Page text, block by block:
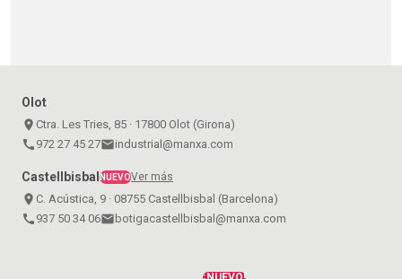
Olot
place Ctra. Les Tries, 85 · 17800 Olot (Girona)
call 972 27 45 27emailindustrial@manxa.com
CastellbisbalNUEVOVer más
place C. Acústica, 9 · 08755 Castellbisbal (Barcelona)
call 937 50 34 06emailbotigacastellbisbal@manxa.com